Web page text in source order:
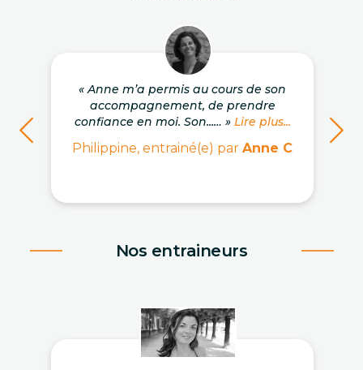
« Anne m’a permis au cours de son
accompagnement, de prendre
confiance en moi. Son...… » Lire plus...
Philippine, entrainé(e) par Anne C
Nos entraineurs